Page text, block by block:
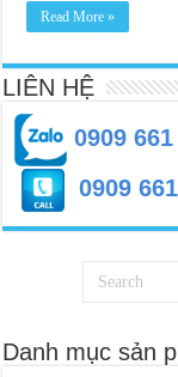
Read More »
LIÊN HỆ
0909
0909
Danh mục sản